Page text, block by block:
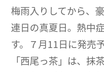
梅雨入りしてから、
連日の真夏日。熱中
す。７月11日に発売
「西尾っ茶」は、抹